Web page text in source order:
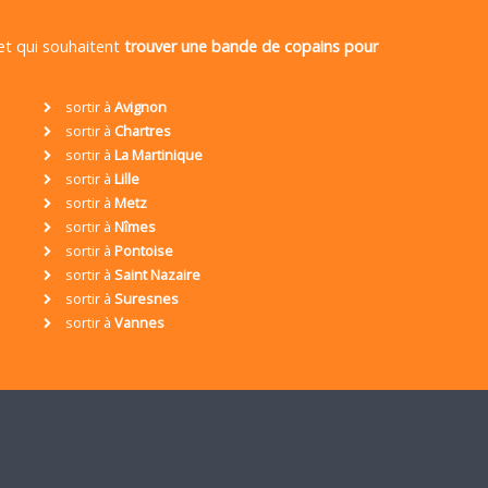
qui souhaitent trouver une bande de copains pour
sortir à Avignon
sortir à Chartres
sortir à La Martinique
sortir à Lille
sortir à Metz
sortir à Nîmes
sortir à Pontoise
sortir à Saint Nazaire
sortir à Suresnes
sortir à Vannes